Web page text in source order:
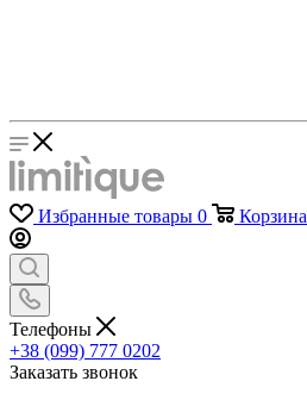
Избранные товары 0 Корзина
Телефоны
+38 (099) 777 0202
Заказать звонок